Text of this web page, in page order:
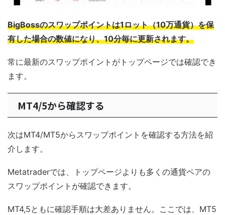
BigBossのスワップポイントは1ロット（10万通貨）を保
有した場合の数値になり、10分毎に更新されます。
常に最新のスワップポイントがトップページでは確認でき
ます。
MT4/5から確認する
次はMT4/MT5からスワップポイントを確認する方法を紹
介します。
Metatraderでは、トップページよりも多くの通貨ペアの
スワップポイントが確認できます。
MT4,5ともに確認手順は大差ありません。ここでは、MT5